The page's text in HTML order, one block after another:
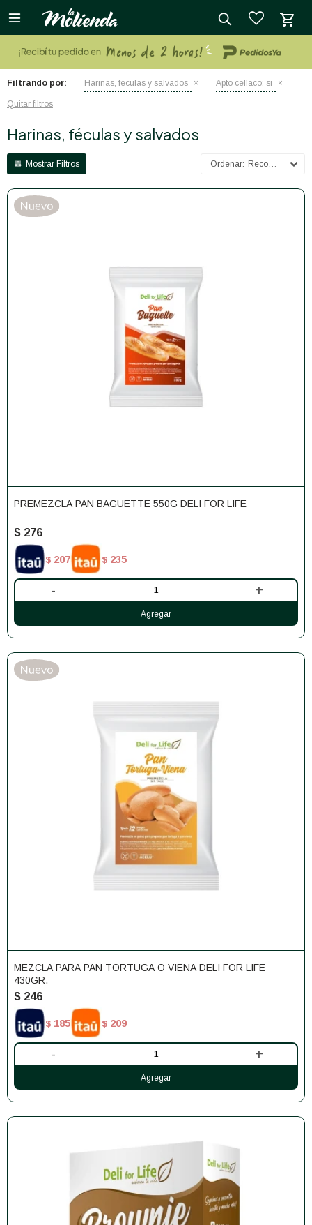

Filtrando por: Harinas, féculas y salvados Apto celíaco: si
Quitar filtros
Harinas, féculas y salvados
Recomendados
PREMEZCLA PAN BAGUETTE 550G DELI FOR LIFE
$ 276
$ 207 $ 235
- +
MEZCLA PARA PAN TORTUGA O VIENA DELI FOR LIFE
430GR.
$ 246
$ 185 $ 209
- +